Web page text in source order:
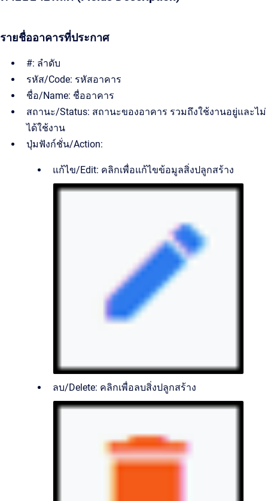
รายชื่ออาคารที่ประกาศ
#: ลำดับ
รหัส/Code: รหัสอาคาร
ชื่อ/Name: ชื่ออาคาร
สถานะ/Status: สถานะของอาคาร รวมถึงใช้งานอยู่และไม่
ได้ใช้งาน
ปุ่มฟังก์ชั่น/Action:
แก้ไข/Edit: คลิกเพื่อแก้ไขข้อมูลสิ่งปลูกสร้าง
ลบ/Delete: คลิกเพื่อลบสิ่งปลูกสร้าง